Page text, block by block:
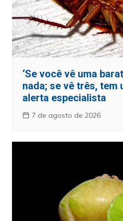
‘Se você vê uma
nada; se vê três, tem
alerta especialista
7 de agosto de 2026